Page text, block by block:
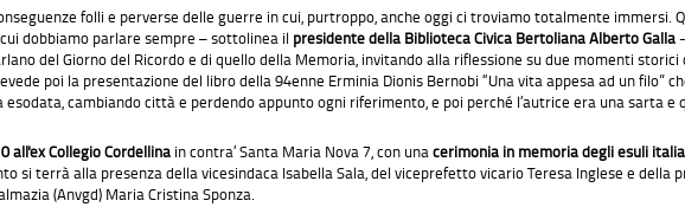
folli e perverse delle guerre in cui, purtroppo, anche oggi ci troviamo totalmente immersi.
dobbiamo parlare sempre – sottolinea il presidente della Biblioteca Civica Bertoliana Alberto Galla
del Giorno del Ricordo e di quello della Memoria, invitando alla riflessione su due momenti
poi la presentazione del libro della 94enne Erminia Dionis Bernobi “Una vita appesa ad un filo”
cambiando città e perdendo appunto ogni riferimento, e poi perché l’autrice era una sarta e
all'ex Collegio Cordellina in contra’ Santa Maria Nova 7, con unacerimonia in memoria degli esuli
si terrà alla presenza della vicesindaca Isabella Sala, del viceprefetto vicario Teresa Inglese e della
(Anvgd) Maria Cristina Sponza.